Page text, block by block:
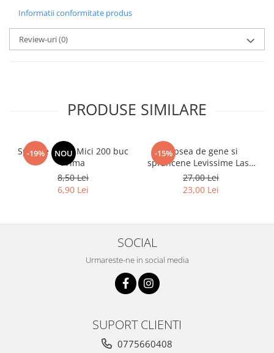
Informatii conformitate produs
Review-uri(0)
PRODUSE SIMILARE
-19% NOU
Spatule Lemn Mici 200 buc
Prima
8,50 Lei
6,90 Lei
-15%Vopsea de gene si
sprancene Levissime Lash
Color 7-7 Maro Deschis
15ml
27,00 Lei
23,00 Lei
SOCIAL
Urmareste-ne in social media
SUPORT CLIENTI
0775660408